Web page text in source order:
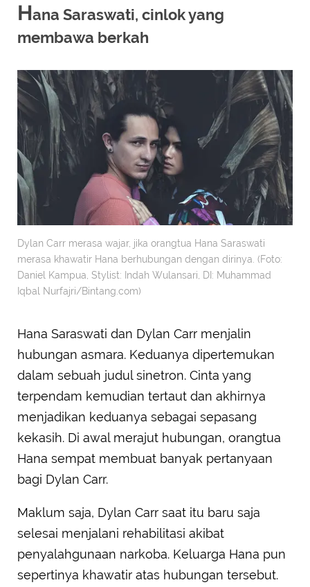
Hana Saraswati, cinlok yang
membawa berkah
Dylan Carr merasa wajar, jika orangtua Hana Saraswati
merasa khawatir Hana berhubungan dengan dirinya. (Foto:
Daniel Kampua, Stylist: Indah Wulansari, DI: Muhammad
Iqbal Nurfajri/Bintang.com)
Hana Saraswati dan Dylan Carr menjalin
hubungan asmara. Keduanya dipertemukan
dalam sebuah judul sinetron. Cinta yang
terpendam kemudian tertaut dan akhirnya
menjadikan keduanya sebagai sepasang
kekasih. Di awal merajut hubungan, orangtua
Hana sempat membuat banyak pertanyaan
bagi Dylan Carr.
Maklum saja, Dylan Carr saat itu baru saja
selesai menjalani rehabilitasi akibat
penyalahgunaan narkoba. Keluarga Hana pun
sepertinya khawatir atas hubungan tersebut.